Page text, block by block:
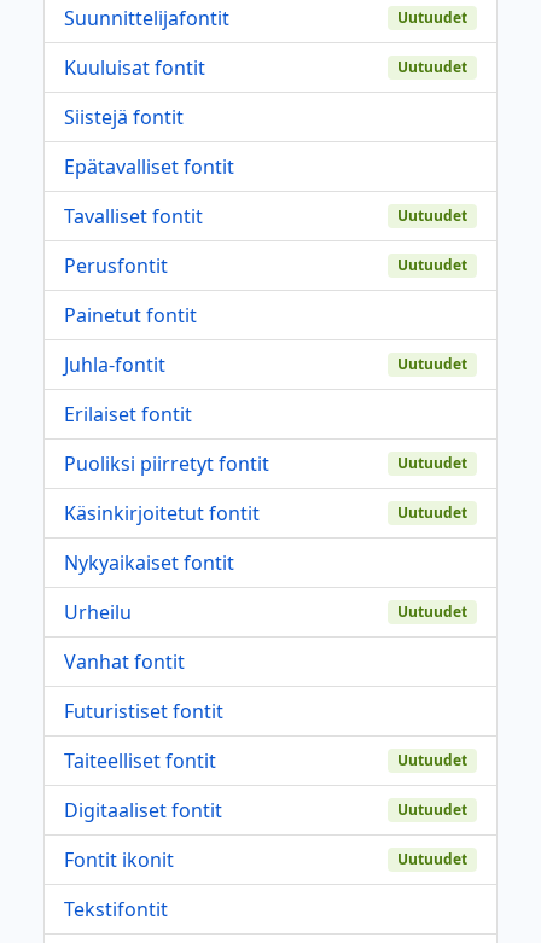
Suunnittelijafontit Uutuudet
Kuuluisat fontit Uutuudet
Siistejä fontit
Epätavalliset fontit
Tavalliset fontit
Uutuudet
Perusfontit Uutuudet
Painetut fontit
Juhla-fontit
Uutuudet
Erilaiset fontit
Puoliksi piirretyt fontit
Uutuudet
Käsinkirjoitetut fontit Uutuudet
Nykyaikaiset fontit
Urheilu
Uutuudet
Vanhat fontit
Futuristiset fontit
Taiteelliset fontit
Uutuudet
Digitaaliset fontit Uutuudet
Fontit ikonit Uutuudet
Tekstifontit